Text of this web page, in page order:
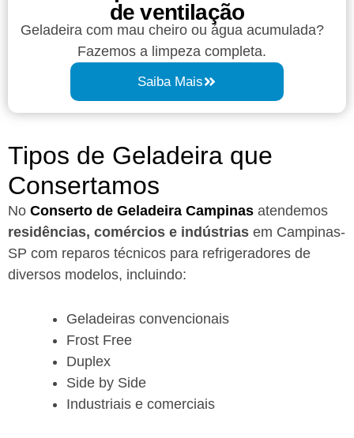
de ventilação
Geladeira com mau cheiro ou água acumulada?
Fazemos a limpeza completa.
Saiba Mais
Tipos de Geladeira que
Consertamos
No Conserto de Geladeira Campinas atendemos
residências, comércios e indústrias em Campinas-
SP com reparos técnicos para refrigeradores de
diversos modelos, incluindo:
Geladeiras convencionais
Frost Free
Duplex
Side by Side
Industriais e comerciais